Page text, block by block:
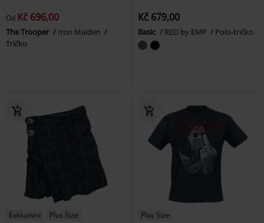
Od Kč 696,00
The Trooper
Iron Maiden
Tričko
Kč 679,00
Basic RED by EMP Polo-tričko
Exkluzivní
Plus Size
Plus Size